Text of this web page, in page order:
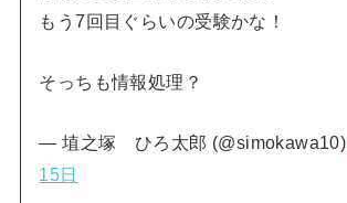
もう7回目ぐらいの受験かな！
そっちも情報処理？
— 埴之塚 ひろ太郎 (@simokawa10)
15日